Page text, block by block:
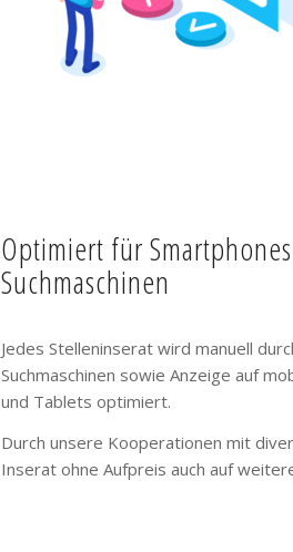
Optimiert für
Suchmaschinen
Jedes Stelleninserat wird manuell
Suchmaschinen sowie Anzeige auf
und Tablets optimiert.
Durch unsere Kooperationen mit
Inserat ohne Aufpreis auch auf